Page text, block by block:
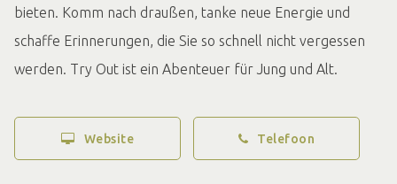
bieten. Komm nach draußen, tanke neue Energie und
schaffe Erinnerungen, die Sie so schnell nicht vergessen
werden. Try Out ist ein Abenteuer für Jung und Alt.
Website Telefoon